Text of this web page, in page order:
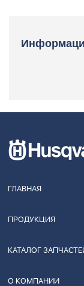
ГЛАВНАЯ
ПРОДУКЦИЯ
КАТАЛОГ
О КОМПАНИИ